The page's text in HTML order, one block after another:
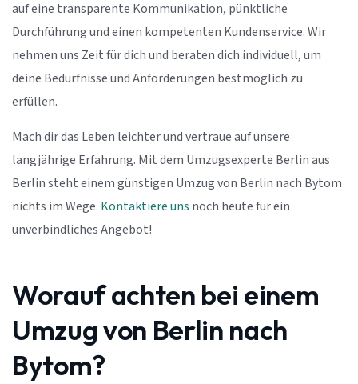
auf eine transparente Kommunikation, pünktliche
Durchführung und einen kompetenten Kundenservice. Wir
nehmen uns Zeit für dich und beraten dich individuell, um
deine Bedürfnisse und Anforderungen bestmöglich zu
erfüllen.
Mach dir das Leben leichter und vertraue auf unsere
langjährige Erfahrung. Mit dem Umzugsexperte Berlin aus
Berlin steht einem günstigen Umzug von Berlin nach Bytom
nichts im Wege. Kontaktiere uns noch heute für ein
unverbindliches Angebot!
Worauf achten bei einem
Umzug von Berlin nach
Bytom?